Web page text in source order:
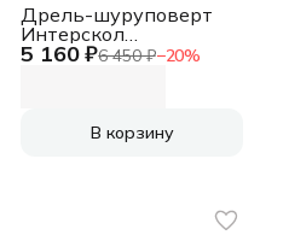
5 160 ₽6 450 ₽−20%
Дрель-шуруповерт
Интерскол
ДАУ-13/36В 50 аккум.
В корзину